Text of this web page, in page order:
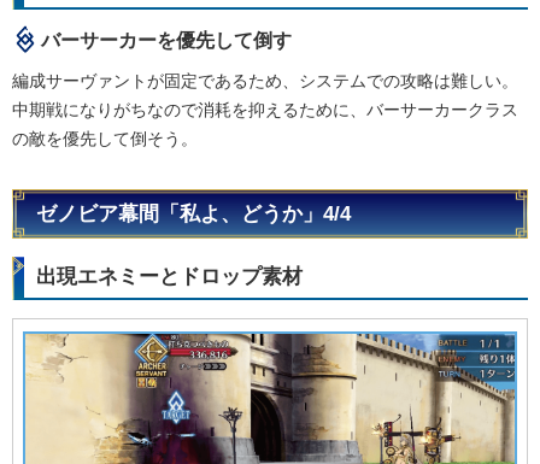
バーサーカーを優先して倒す
編成サーヴァントが固定であるため、システムでの攻略は難しい。
中期戦になりがちなので消耗を抑えるために、バーサーカークラス
の敵を優先して倒そう。
ゼノビア幕間「私よ、どうか」4/4
出現エネミーとドロップ素材